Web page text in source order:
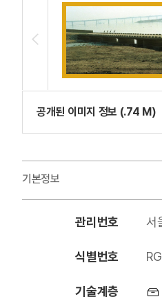
공개된 이미지 정보 (.74 M)
기본정보
관리번호 서
식별번호
기술계층